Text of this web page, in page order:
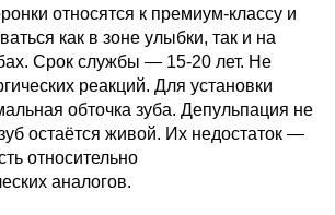
относятся к премиум-классу и
как в зоне улыбки, так и на
Срок службы — 15-20 лет. Не
реакций. Для установки
обточка зуба. Депульпация не
остаётся живой. Их недостаток —
относительно
аналогов.